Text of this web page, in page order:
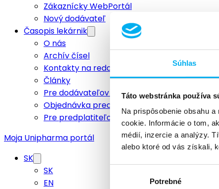
Súhlas
Táto webstránka používa
Na prispôsobenie obsahu
cookie. Informácie o tom,
médií, inzercie a analýzy.
alebo ktoré od vás získali,
Potrebné
Zákaznícky WebPortál
Nový dodávateľ
Časopis lekárnik
O nás
Archív čísel
Kontakty na redakciu
Články
Pre dodávateľov a inzerentov
Objednávka predplatného
Pre predplatiteľov
Moja Unipharma portál
SK
SK
EN